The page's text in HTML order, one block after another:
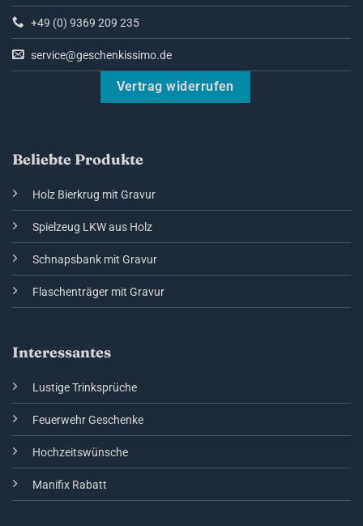
+49 (0) 9369 209 235
service@geschenkissimo.de
Vertrag widerrufen
Beliebte Produkte
Holz Bierkrug mit Gravur
Spielzeug LKW aus Holz
Schnapsbank mit Gravur
Flaschenträger mit Gravur
Interessantes
Lustige Trinksprüche
Feuerwehr Geschenke
Hochzeitswünsche
Manifix Rabatt